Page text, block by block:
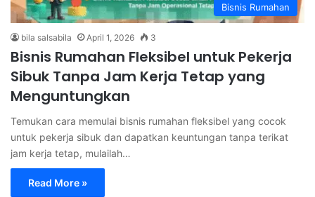
Bisnis Rumahan
bila salsabila April 1, 2026 3
Bisnis Rumahan Fleksibel untuk Pekerja
Sibuk Tanpa Jam Kerja Tetap yang
Menguntungkan
Temukan cara memulai bisnis rumahan fleksibel yang cocok
untuk pekerja sibuk dan dapatkan keuntungan tanpa terikat
jam kerja tetap, mulailah…
Read More »